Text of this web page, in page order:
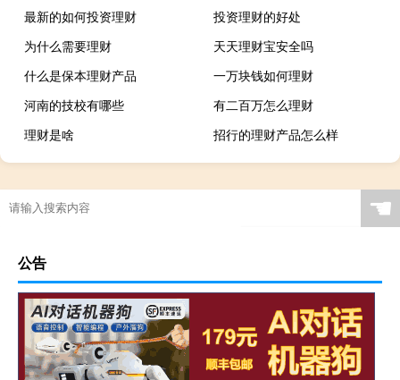
最新的如何投资理财
投资理财的好处
为什么需要理财
天天理财宝安全吗
什么是保本理财产品
一万块钱如何理财
河南的技校有哪些
有二百万怎么理财
理财是啥
招行的理财产品怎么样
☚
公告